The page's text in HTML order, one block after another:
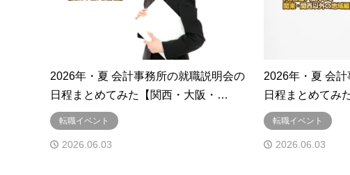
2026年・夏 会計事務所の就職説明会の
日程まとめてみた【関西・大阪・…
転職イベント
2026.06.03
2026年・夏 会
日程まとめてみ
転職イベント
2026.06.03